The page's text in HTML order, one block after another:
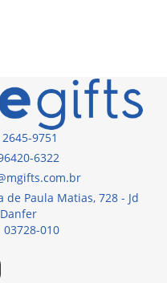
9751
6322
de Paula Matias, 728 - Jd
Danfer
03728-010